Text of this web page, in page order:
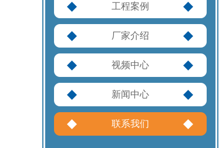
工程案例
厂家介绍
视频中心
新闻中心
联系我们